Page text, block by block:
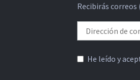
Recibirás
He leído y